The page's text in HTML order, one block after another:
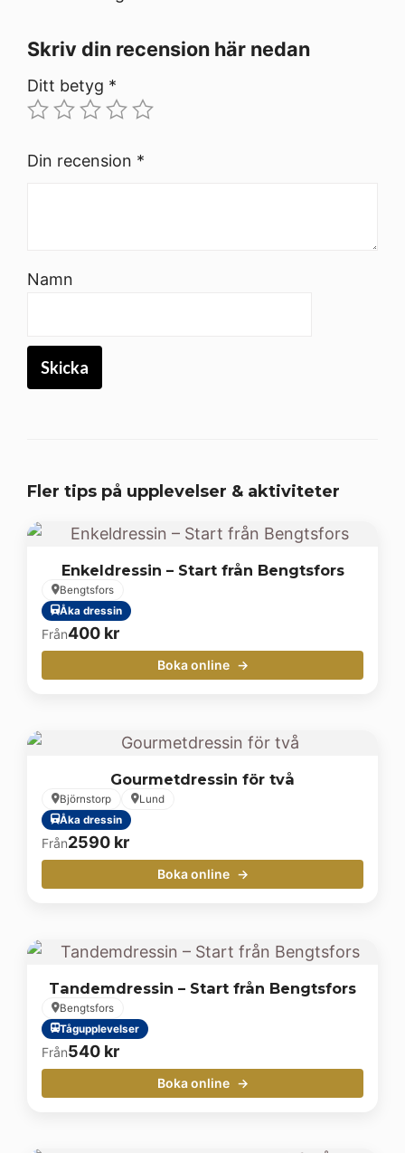
Skriv din recension här nedan
Ditt betyg *
Din recension *
Namn
Fler tips på upplevelser & aktiviteter
Enkeldressin – Start från Bengtsfors
Bengtsfors
Åka dressin
Från400 kr
Boka online
Gourmetdressin för två
Björnstorp
Lund
Åka dressin
Från2590 kr
Boka online
Tandemdressin – Start från Bengtsfors
Bengtsfors
Tågupplevelser
Från540 kr
Boka online